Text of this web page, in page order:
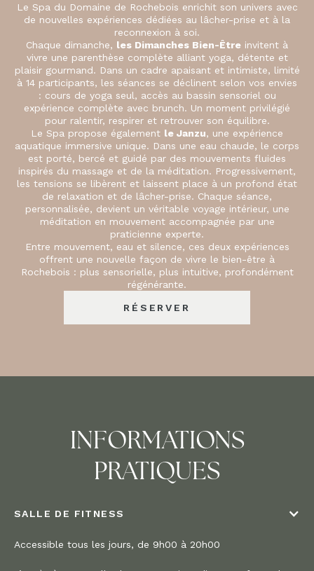
Le Spa du Domaine de Rochebois enrichit son univers avec
de nouvelles expériences dédiées au lâcher-prise et à la
reconnexion à soi.
Chaque dimanche, les Dimanches Bien-Être invitent à
vivre une parenthèse complète alliant yoga, détente et
plaisir gourmand. Dans un cadre apaisant et intimiste, limité
à 14 participants, les séances se déclinent selon vos envies
: cours de yoga seul, accès au bassin sensoriel ou
expérience complète avec brunch. Un moment privilégié
pour ralentir, respirer et retrouver son équilibre.
Le Spa propose également le Janzu, une expérience
aquatique immersive unique. Dans une eau chaude, le corps
est porté, bercé et guidé par des mouvements fluides
inspirés du massage et de la méditation. Progressivement,
les tensions se libèrent et laissent place à un profond état
de relaxation et de lâcher-prise. Chaque séance,
personnalisée, devient un véritable voyage intérieur, une
méditation en mouvement accompagnée par une
praticienne experte.
Entre mouvement, eau et silence, ces deux expériences
offrent une nouvelle façon de vivre le bien-être à
Rochebois : plus sensorielle, plus intuitive, profondément
régénérante.
RÉSERVER
INFORMATIONS
PRATIQUES
SALLE DE FITNESS
Accessible tous les jours, de 9h00 à 20h00